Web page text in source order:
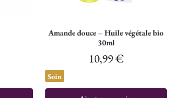
Amande douce – Huile végétale bio
30ml
10,99€
Soin